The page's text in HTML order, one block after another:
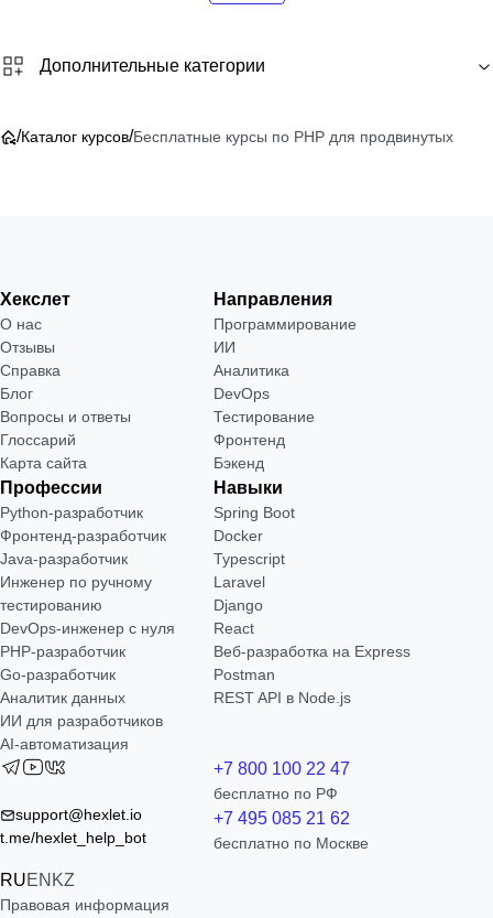
Дополнительные категории
/Каталог курсов/Бесплатные курсы по PHP для продвинутых
Хекслет
О нас
Отзывы
Справка
Блог
Вопросы и ответы
Глоссарий
Карта сайта
Направления
Программирование
ИИ
Аналитика
DevOps
Тестирование
Фронтенд
Бэкенд
Профессии
Python-разработчик
Фронтенд-разработчик
Java-разработчик
Инженер по ручному
тестированию
DevOps-инженер с нуля
РНР-разработчик
Go-разработчик
Аналитик данных
ИИ для разработчиков
AI-автоматизация
Навыки
Spring Boot
Docker
Typescript
Laravel
Django
React
Веб-разработка на Express
Postman
REST API в Node.js
support@hexlet.io
t.me/hexlet_help_bot
RUEN KZ
+7 800 100 22 47
бесплатно по РФ
+7 495 085 21 62
бесплатно по Москве
Правовая информация